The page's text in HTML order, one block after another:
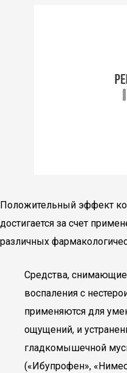
Положительный эффект
достигается за счет
различных
Средства, снимающие
воспаления с
применяются для
ощущений, и
гладкомышечной
(«Ибупрофен»,